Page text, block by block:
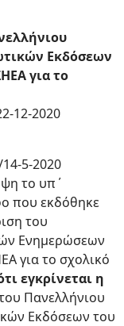
Εκδόσεων
για το
12-2020
5-2020
το υπ΄
που εκδόθηκε
του
Ενημερώσεων
για το σχολικό
εγκρίνεται η
Πανελλήνιου
Εκδόσεων του